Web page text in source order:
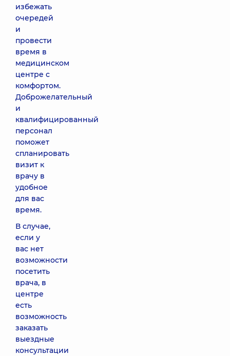
избежать
очередей
и
провести
время в
медицинском
центре с
комфортом.
Доброжелательный
и
квалифицированный
персонал
поможет
спланировать
визит к
врачу в
удобное
для вас
время.
В случае,
если у
вас нет
возможности
посетить
врача, в
центре
есть
возможность
заказать
выездные
консультации